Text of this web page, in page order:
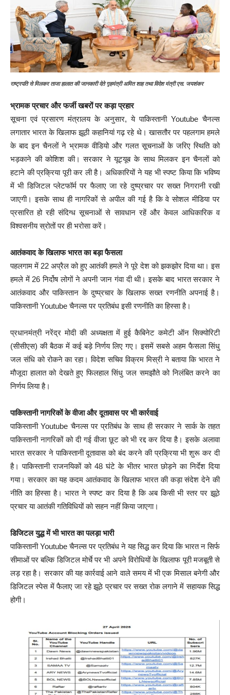
राष्ट्रपति से मिलकर ताजा हालात की जानकारी देते गृहमंत्री अमित शाह तथा विदेश मंत्री एस. जयशंकर
भ्रामक प्रचार और फर्जी खबरों पर कड़ा प्रहार
सूचना एवं प्रसारण मंत्रालय के अनुसार, ये पाकिस्तानी Youtube चैनल्स
लगातार भारत के खिलाफ झूठी कहानियां गढ़ रहे थे। खासतौर पर पहलगाम हमले
के बाद इन चैनलों ने भ्रामक वीडियो और गलत सूचनाओं के जरिए स्थिति को
भड़काने की कोशिश की। सरकार ने यूट्यूब के साथ मिलकर इन चैनलों को
हटाने की प्रक्रिया पूरी कर ली है। अधिकारियों ने यह भी स्पष्ट किया कि भविष्य
में भी डिजिटल प्लेटफॉर्म पर फैलाए जा रहे दुष्प्रचार पर सख्त निगरानी रखी
जाएगी। इसके साथ ही नागरिकों से अपील की गई है कि वे सोशल मीडिया पर
प्रसारित हो रही संदिग्ध सूचनाओं से सावधान रहें और केवल आधिकारिक व
विश्वसनीय स्रोतों पर ही भरोसा करें।
आतंकवाद के खिलाफ भारत का बड़ा फैसला
पहलगाम में 22 अप्रैल को हुए आतंकी हमले ने पूरे देश को झकझोर दिया था। इस
हमले में 26 निर्दोष लोगों ने अपनी जान गंवा दी थी। इसके बाद भारत सरकार ने
आतंकवाद और पाकिस्तान के दुष्प्रचार के खिलाफ सख्त रणनीति अपनाई है।
पाकिस्तानी Youtube चैनल्स पर प्रतिबंध इसी रणनीति का हिस्सा है।
प्रधानमंत्री नरेंद्र मोदी की अध्यक्षता में हुई कैबिनेट कमेटी ऑन सिक्योरिटी
(सीसीएस) की बैठक में कई बड़े निर्णय लिए गए। इसमें सबसे अहम फैसला सिंधु
जल संधि को रोकने का रहा। विदेश सचिव विक्रम मिस्री ने बताया कि भारत ने
मौजूदा हालात को देखते हुए फिलहाल सिंधु जल समझौते को निलंबित करने का
निर्णय लिया है।
पाकिस्तानी नागरिकों के वीजा और दूतावास पर भी कार्रवाई
पाकिस्तानी Youtube चैनल्स पर प्रतिबंध के साथ ही सरकार ने सार्क के तहत
पाकिस्तानी नागरिकों को दी गई वीजा छूट को भी रद्द कर दिया है। इसके अलावा
भारत सरकार ने पाकिस्तानी दूतावास को बंद करने की प्रक्रिया भी शुरू कर दी
है। पाकिस्तानी राजनयिकों को 48 घंटे के भीतर भारत छोड़ने का निर्देश दिया
गया। सरकार का यह कदम आतंकवाद के खिलाफ भारत की कड़ा संदेश देने की
नीति का हिस्सा है। भारत ने स्पष्ट कर दिया है कि अब किसी भी स्तर पर झूठे
प्रचार या आतंकी गतिविधियों को सहन नहीं किया जाएगा।
डिजिटल युद्ध में भी भारत का पलड़ा भारी
पाकिस्तानी Youtube चैनल्स पर प्रतिबंध ने यह सिद्ध कर दिया कि भारत न सिर्फ
सीमाओं पर बल्कि डिजिटल मोर्चे पर भी अपने विरोधियों के खिलाफ पूरी मजबूती से
लड़ रहा है। सरकार की यह कार्रवाई आने वाले समय में भी एक मिसाल बनेगी और
डिजिटल स्पेस में फैलाए जा रहे झूठे प्रचार पर सख्त रोक लगाने में सहायक सिद्ध
होगी।